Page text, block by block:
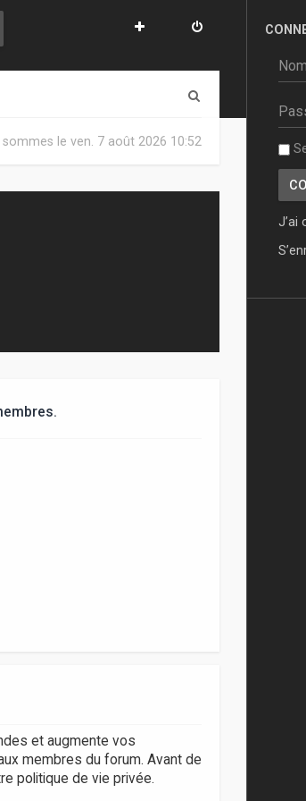
c
sommes le ven. 7 août 2026 10:52
et augmente vos
membres du forum. Avant de
politique de vie privée.
J’ai